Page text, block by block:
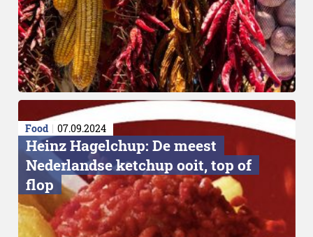
Food 07.09.2024
Heinz Hagelchup: De meest
Nederlandse ketchup ooit, top of
flop